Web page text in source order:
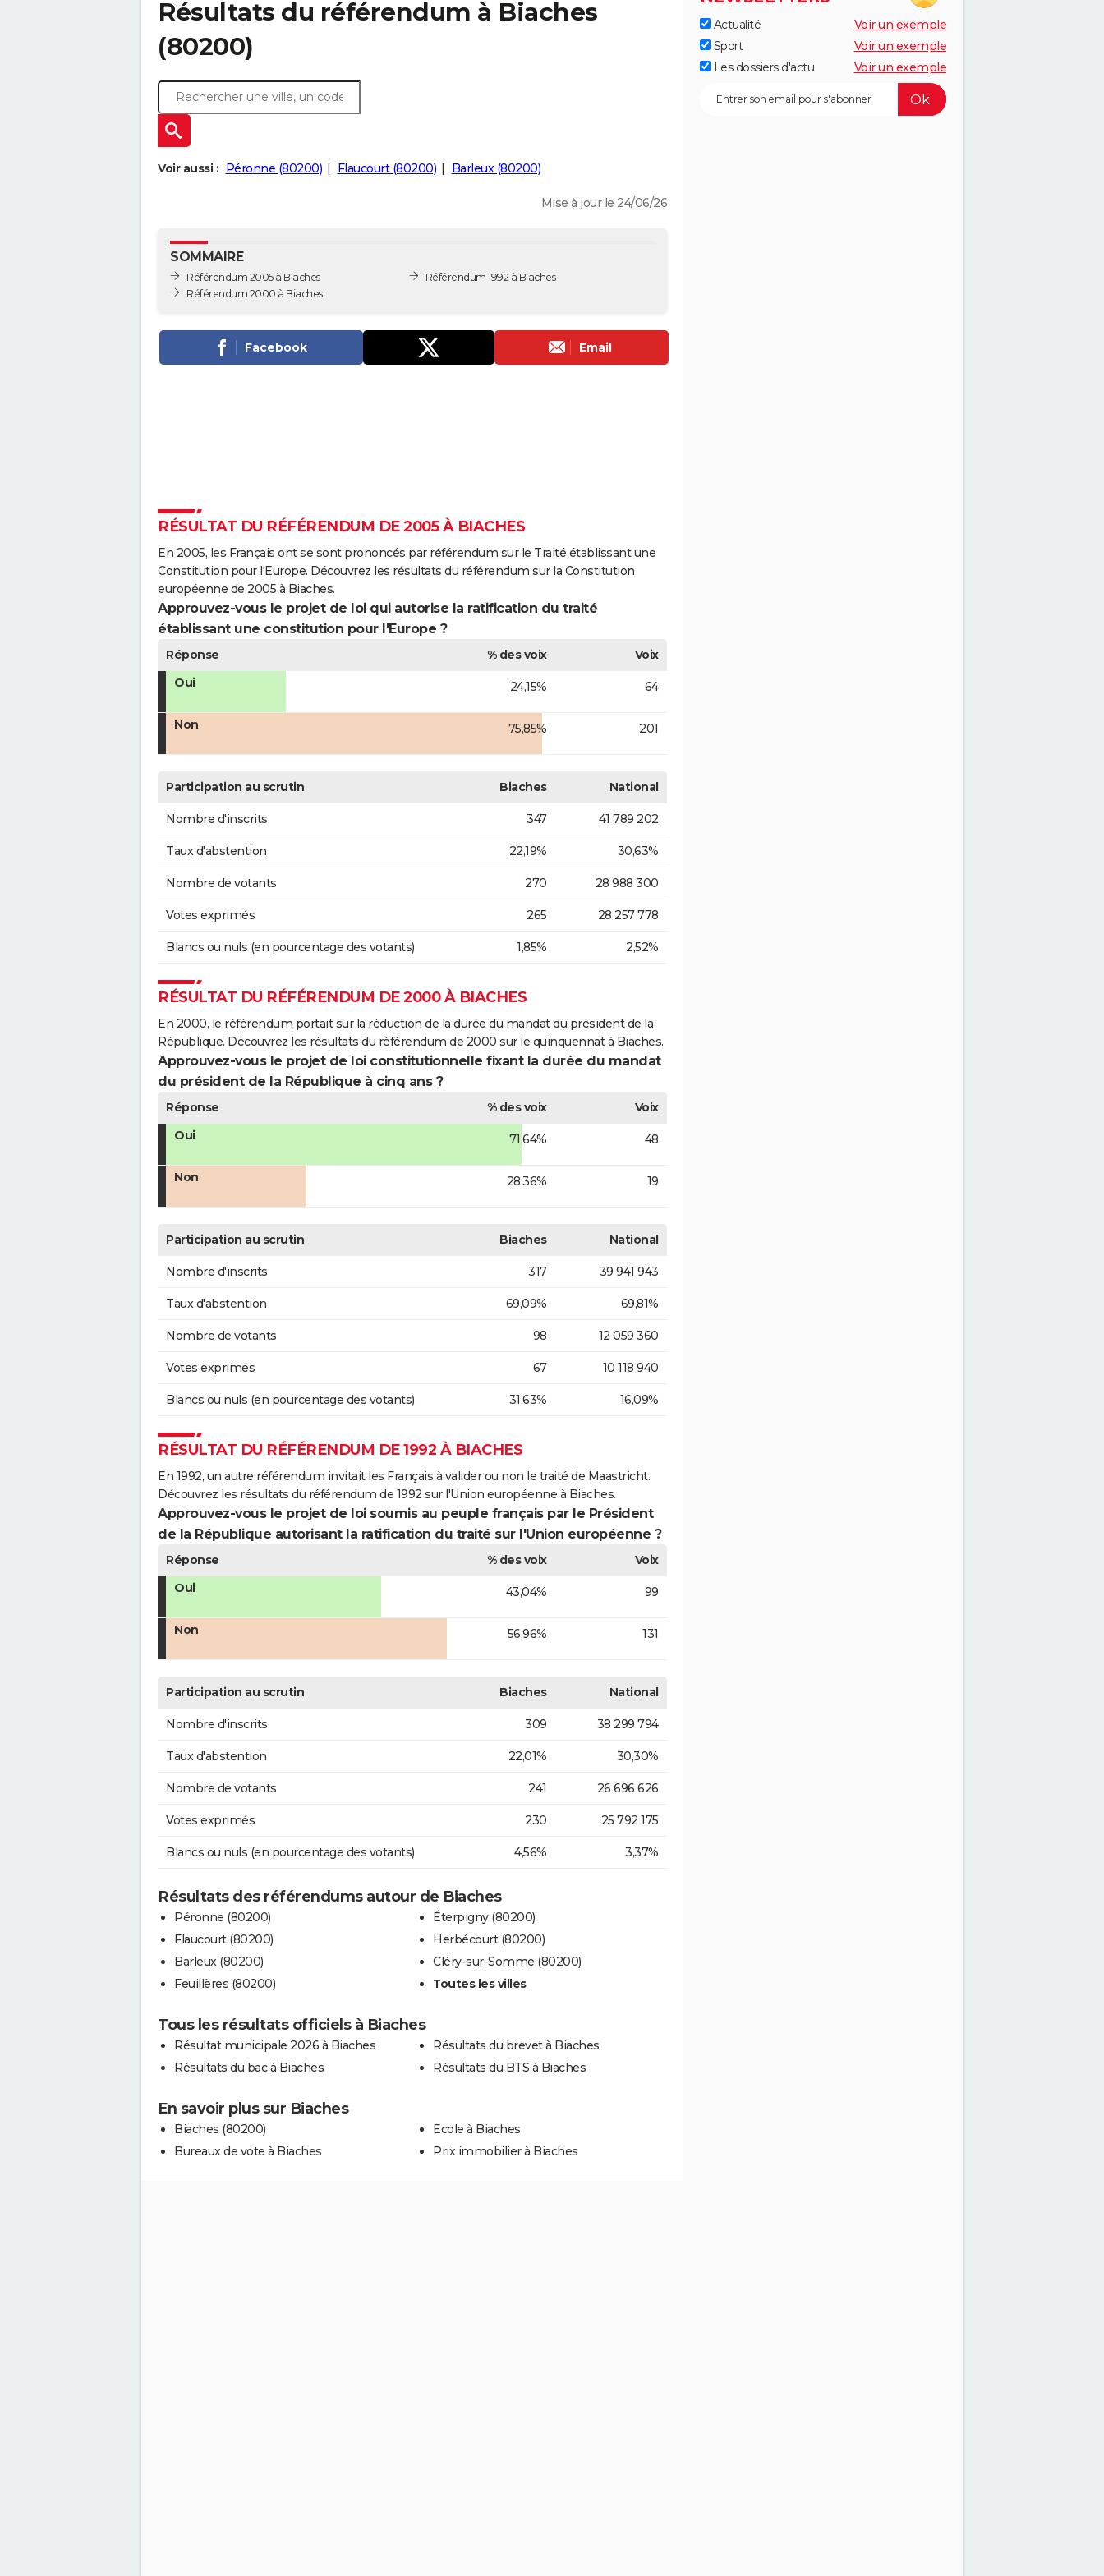
Résultats du référendum à Biaches
(80200)
Voir aussi : Péronne (80200) Flaucourt (80200) Barleux (80200)
Mise à jour le 24/06/26
SOMMAIRE
Référendum 2005 à Biaches
Référendum 2000 à Biaches
Référendum 1992 à Biaches
Facebook Email
RÉSULTAT DU RÉFÉRENDUM DE 2005 À BIACHES
En 2005, les Français ont se sont prononcés par référendum sur le Traité établissant une
Constitution pour l'Europe. Découvrez les résultats du référendum sur la Constitution
européenne de 2005 à Biaches.
Approuvez-vous le projet de loi qui autorise la ratification du traité
établissant une constitution pour l'Europe ?
Réponse % des voix
Voix
Oui
24,15% 64
Non 75,85% 201
Participation au scrutin Biaches National
Nombre d'inscrits 347 41 789 202
Taux d'abstention 22,19% 30,63%
Nombre de votants 270 28 988 300
Votes exprimés 265 28 257 778
Blancs ou nuls (en pourcentage des votants) 1,85% 2,52%
RÉSULTAT DU RÉFÉRENDUM DE 2000 À BIACHES
En 2000, le référendum portait sur la réduction de la durée du mandat du président de la
République. Découvrez les résultats du référendum de 2000 sur le quinquennat à Biaches.
Approuvez-vous le projet de loi constitutionnelle fixant la durée du mandat
du président de la République à cinq ans ?
Réponse % des voix
Voix
Oui
71,64% 48
Non 28,36% 19
Participation au scrutin Biaches National
Nombre d'inscrits 317 39 941 943
Taux d'abstention 69,09% 69,81%
Nombre de votants 98 12 059 360
Votes exprimés 67 10 118 940
Blancs ou nuls (en pourcentage des votants) 31,63% 16,09%
RÉSULTAT DU RÉFÉRENDUM DE 1992 À BIACHES
En 1992, un autre référendum invitait les Français à valider ou non le traité de Maastricht.
Découvrez les résultats du référendum de 1992 sur l'Union européenne à Biaches.
Approuvez-vous le projet de loi soumis au peuple français par le Président
de la République autorisant la ratification du traité sur l'Union européenne ?
Réponse % des voix
Voix
Oui
43,04% 99
Non 56,96% 131
Participation au scrutin Biaches National
Nombre d'inscrits 309 38 299 794
Taux d'abstention 22,01% 30,30%
Nombre de votants 241 26 696 626
Votes exprimés 230 25 792 175
Blancs ou nuls (en pourcentage des votants) 4,56% 3,37%
Résultats des référendums autour de Biaches
Péronne (80200)
Flaucourt (80200)
Barleux (80200)
Feuillères (80200)
Éterpigny (80200)
Herbécourt (80200)
Cléry-sur-Somme (80200)
Toutes les villes
Tous les résultats officiels à Biaches
Résultat municipale 2026 à Biaches
Résultats du bac à Biaches
Résultats du brevet à Biaches
Résultats du BTS à Biaches
En savoir plus sur Biaches
Biaches (80200)
Bureaux de vote à Biaches
Ecole à Biaches
Prix immobilier à Biaches
Actualité
Voir un exemple
Sport
Voir un exemple
Les dossiers d'actu
Voir un exemple